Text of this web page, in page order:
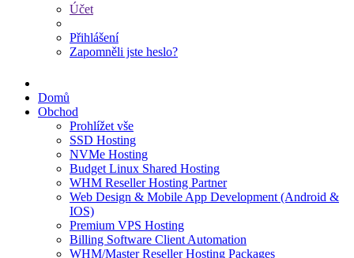
Účet
Přihlášení
Zapomněli jste heslo?
Domů
Obchod
Prohlížet vše
SSD Hosting
NVMe Hosting
Budget Linux Shared Hosting
WHM Reseller Hosting Partner
Web Design & Mobile App Development (Android &
IOS)
Premium VPS Hosting
Billing Software Client Automation
WHM/Master Reseller Hosting Packages